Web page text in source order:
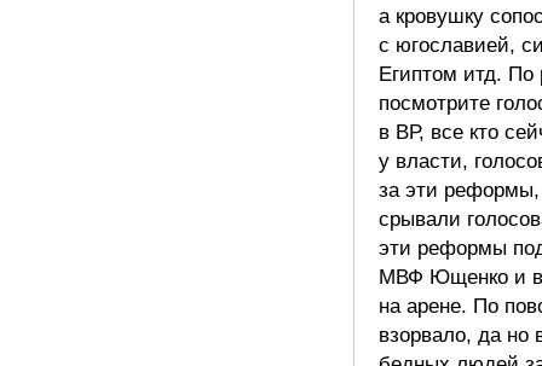
а кровушку
с югославией,
Египтом итд.
посмотрите
в ВР, все кто
у власти,
за эти
срывали
эти реформы
МВФ Ющенко и
на арене. По
взорвало, да но